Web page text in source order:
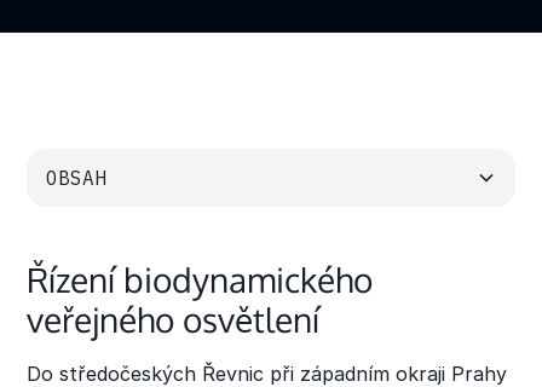
OBSAH
Heading 3
Heading 4
Řízení biodynamického
veřejného osvětlení
Do středočeských Řevnic při západním okraji Prahy